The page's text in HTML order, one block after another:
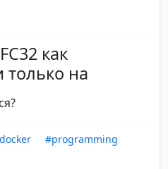
как
только на
#programming